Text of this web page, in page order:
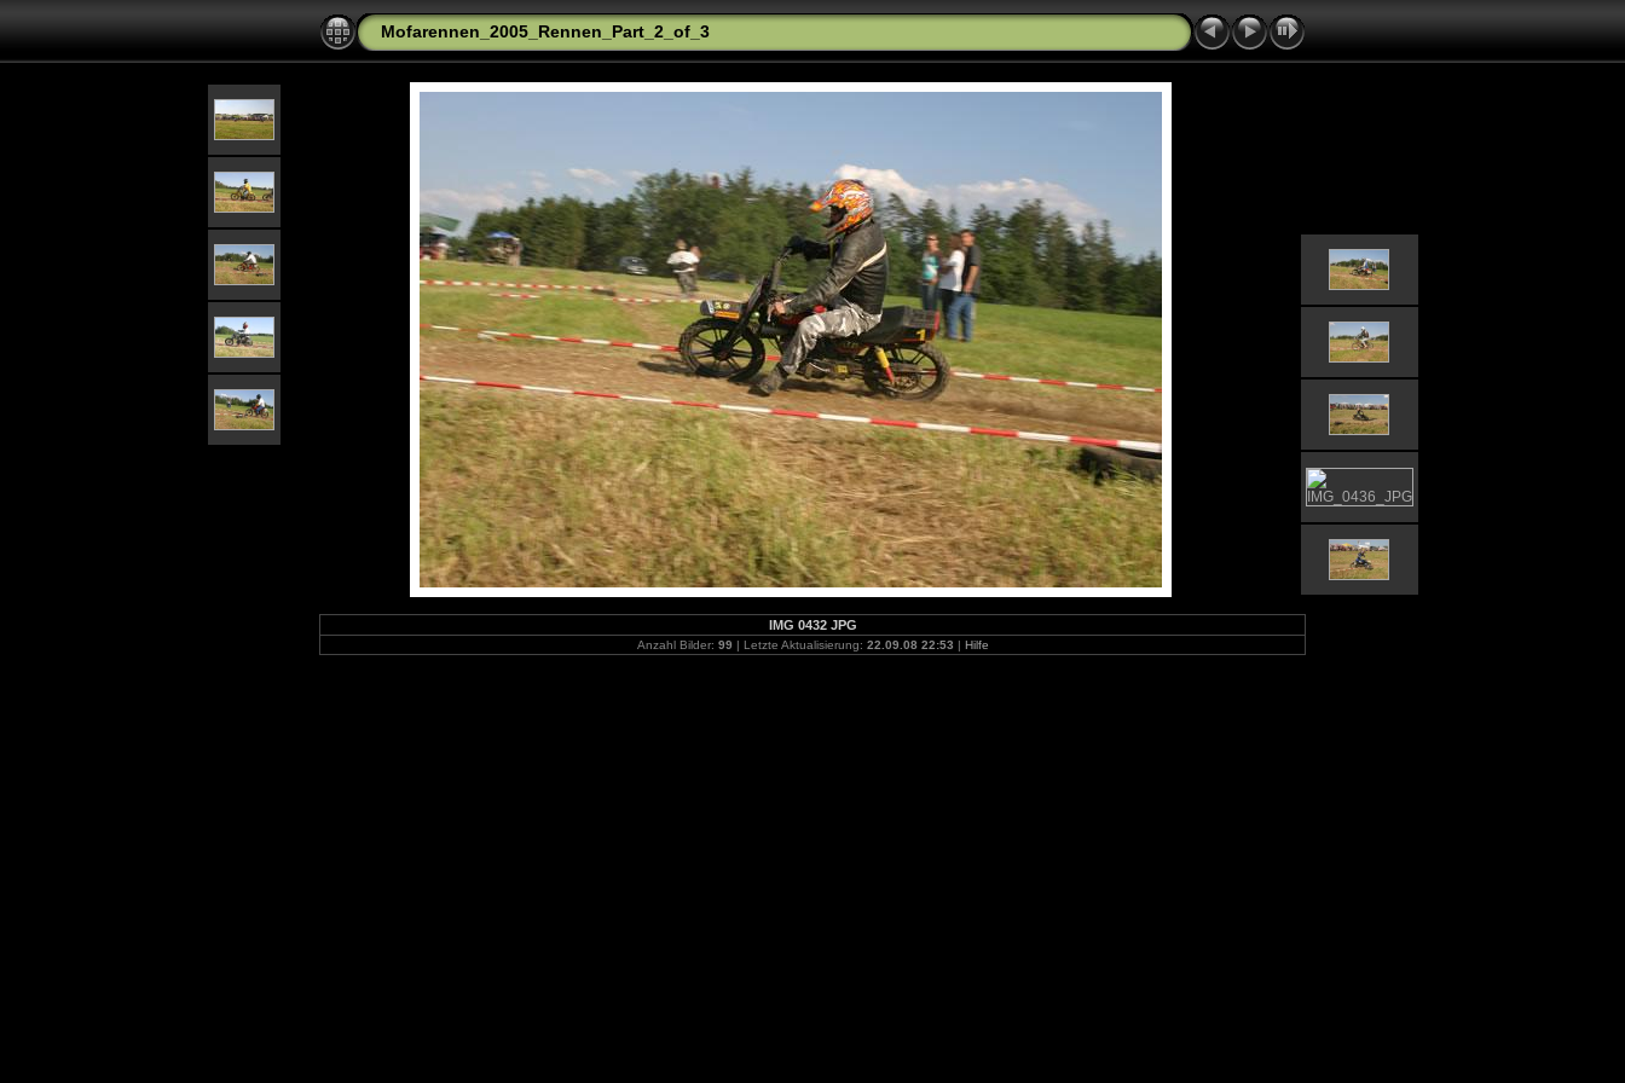
Mofarennen_2005_Rennen_Part_2_of_3
IMG 0432 JPG
Anzahl Bilder: 99 | Letzte Aktualisierung: 22.09.08 22:53 | Hilfe